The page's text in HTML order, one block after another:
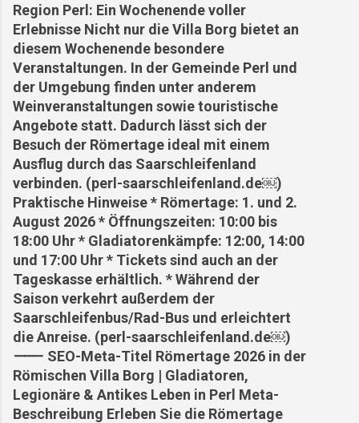
Region Perl: Ein Wochenende voller
Erlebnisse Nicht nur die Villa Borg bietet an
diesem Wochenende besondere
Veranstaltungen. In der Gemeinde Perl und
der Umgebung finden unter anderem
Weinveranstaltungen sowie touristische
Angebote statt. Dadurch lässt sich der
Besuch der Römertage ideal mit einem
Ausflug durch das Saarschleifenland
verbinden. (perl-saarschleifenland.de⁠￼)
Praktische Hinweise * Römertage: 1. und 2.
August 2026 * Öffnungszeiten: 10:00 bis
18:00 Uhr * Gladiatorenkämpfe: 12:00, 14:00
und 17:00 Uhr * Tickets sind auch an der
Tageskasse erhältlich. * Während der
Saison verkehrt außerdem der
Saarschleifenbus/Rad-Bus und erleichtert
die Anreise. (perl-saarschleifenland.de⁠￼)
⸻ SEO-Meta-Titel Römertage 2026 in der
Römischen Villa Borg | Gladiatoren,
Legionäre & Antikes Leben in Perl Meta-
Beschreibung Erleben Sie die Römertage